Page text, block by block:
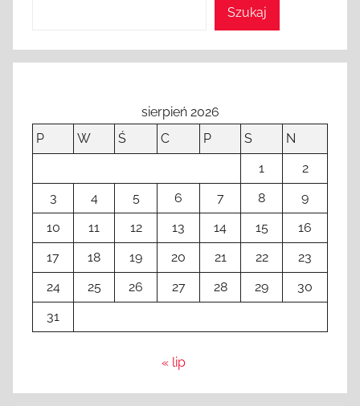
Szukaj
sierpień 2026
P
W Ś C P S
N
1
2
3
4 5 6 7 8
9
10
11 12 13 14 15
16
17
18 19 20 21 22
23
24
25 26 27 28 29
30
31
« lip